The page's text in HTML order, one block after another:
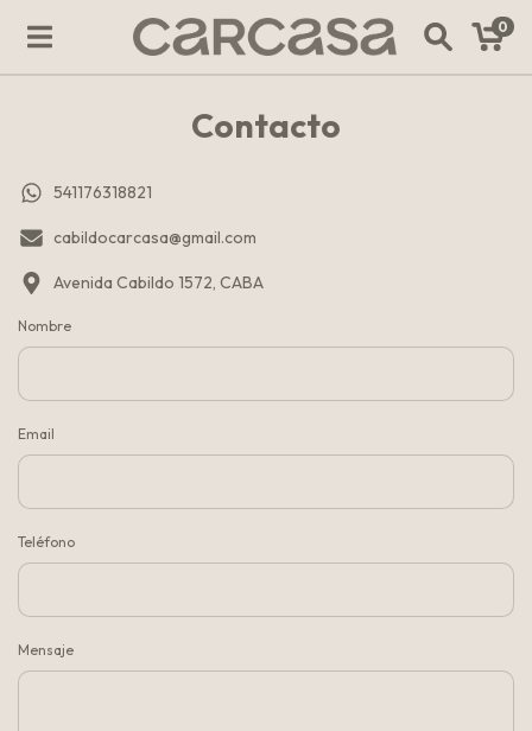
0
Contacto
541176318821
cabildocarcasa@gmail.com
Avenida Cabildo 1572, CABA
Nombre
Email
Teléfono
Mensaje